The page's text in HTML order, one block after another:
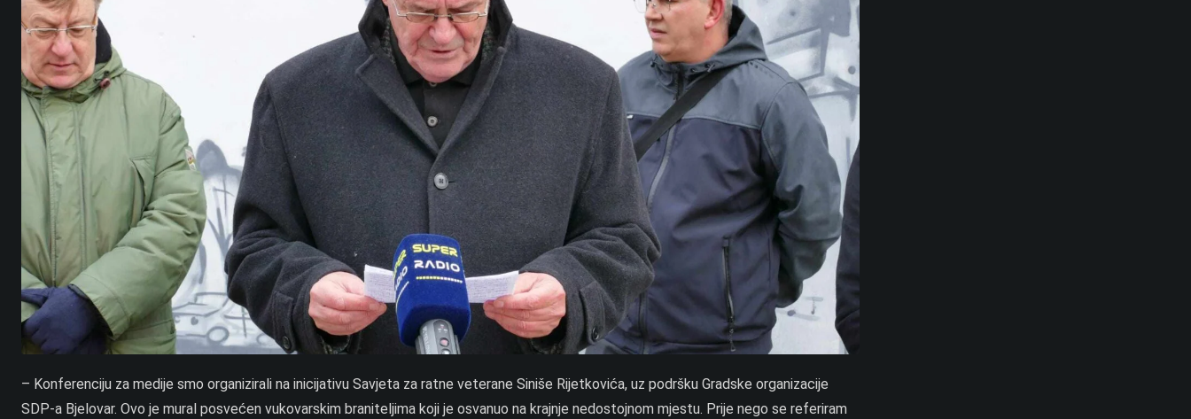
– Konferenciju za medije smo organizirali na inicijativu Savjeta za ratne veterane Siniše Rijetkovića, uz podršku Gradske organizacije
SDP-a Bjelovar. Ovo je mural posvećen vukovarskim braniteljima koji je osvanuo na krajnje nedostojnom mjestu. Prije nego se referiram